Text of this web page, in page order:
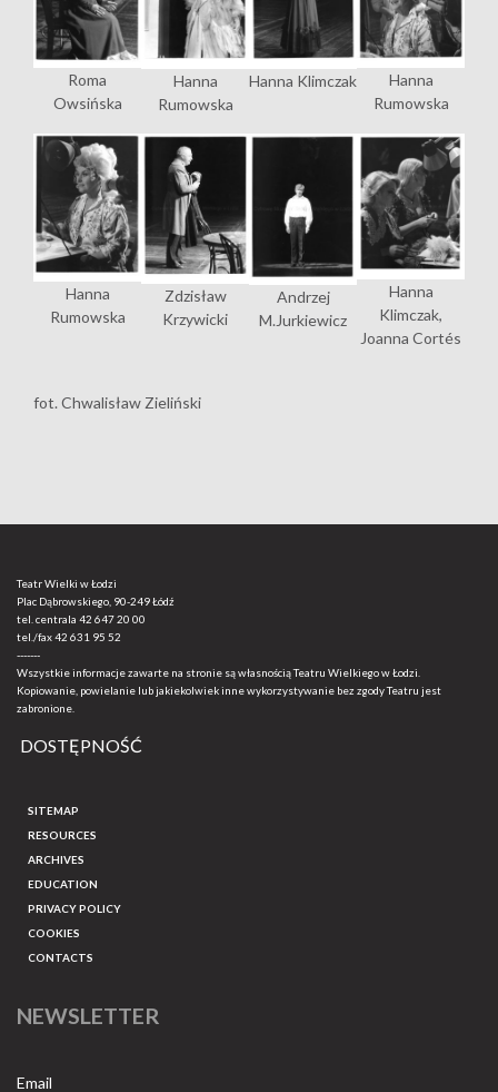
Roma
Owsińska
Hanna
Rumowska
Hanna Klimczak
Hanna
Rumowska
Hanna
Rumowska
Zdzisław
Krzywicki
Andrzej
M.Jurkiewicz
Hanna
Klimczak,
Joanna Cortés
fot. Chwalisław Zieliński
Teatr Wielki w Łodzi
Plac Dąbrowskiego, 90-249 Łódź
tel. centrala 42 647 20 00
tel./fax42 631 95 52
-------
Wszystkie informacje zawarte na stronie są własnością Teatru Wielkiego w Łodzi.
Kopiowanie, powielanie lub jakiekolwiek inne wykorzystywanie bez zgody Teatru jest
zabronione.
DOSTĘPNOŚĆ
SITEMAP
RESOURCES
ARCHIVES
EDUCATION
PRIVACY POLICY
COOKIES
CONTACTS
NEWSLETTER
Email